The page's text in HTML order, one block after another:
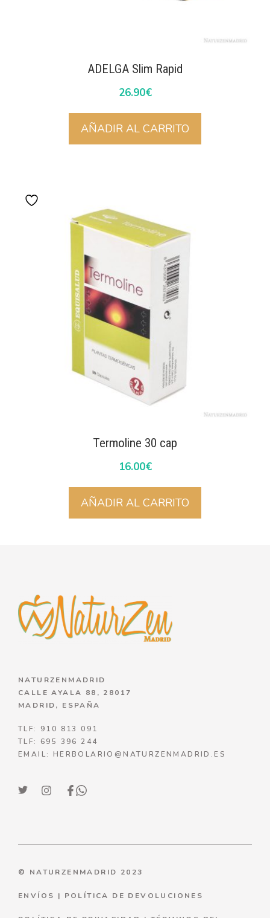
ADELGA Slim Rapid
26.90€
AÑADIR AL CARRITO
Termoline 30 cap
16.00€
AÑADIR AL CARRITO
NATURZENMADRID
CALLE AYALA 88, 28017
MADRID, ESPAÑA
TLF: 910 813 091
TLF: 695 396 244
EMAIL: HERBOLARIO@NATURZENMADRID.ES
© NATURZENMADRID 2023
ENVÍOS | POLÍTICA DE DEVOLUCIONES